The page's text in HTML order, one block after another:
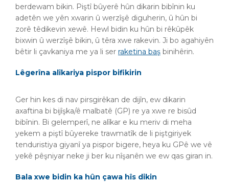
berdewam bikin. Piştî bûyerê hûn dikarin bibînin ku
adetên we yên xwarin û werzîşê diguherin, û hûn bi
zorê têdikevin xewê. Hewl bidin ku hûn bi rêkûpêk
bixwin û werzîşê bikin, û têra xwe rakevin. Ji bo agahiyên
bêtir li çavkaniya me ya li ser raketina baş binihêrin.
Lêgerîna alîkariya pispor bifikirin
Ger hin kes di nav pirsgirêkan de dijîn, ew dikarin
axaftina bi bijîşka/ê malbatê (GP) re ya xwe re bisûd
bibînin. Bi gelemperî, ne alîkar e ku meriv di meha
yekem a piştî bûyereke trawmatîk de li piştgiriyek
tenduristiya giyanî ya pispor bigere, heya ku GPê we vê
yekê pêşniyar neke ji ber ku nîşanên we ew qas giran in.
Bala xwe bidin ka hûn çawa hîs dikin